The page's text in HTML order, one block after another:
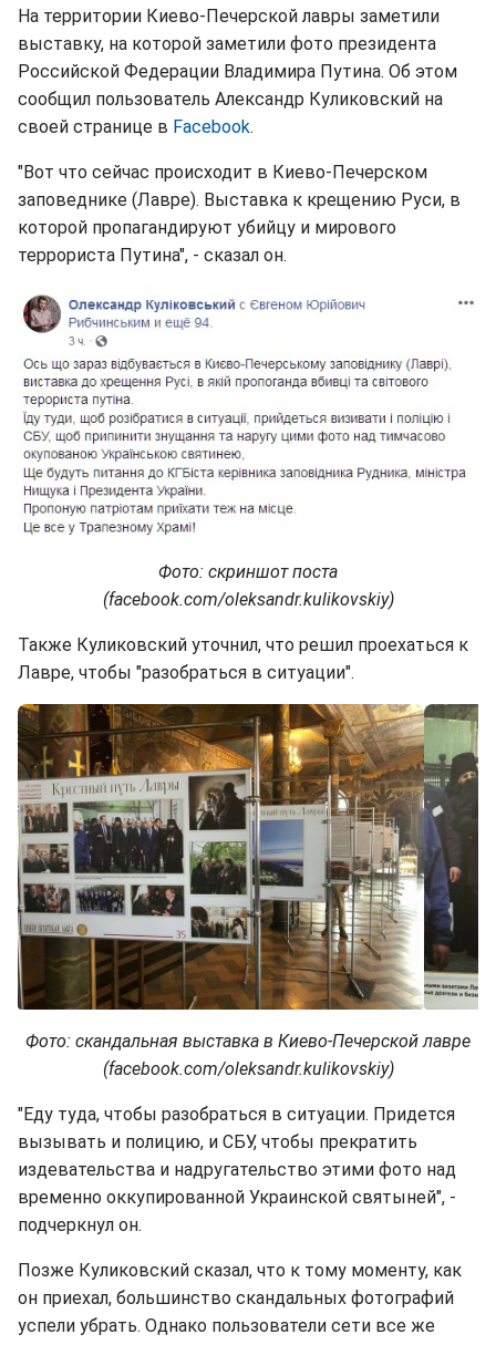
На территории Киево-Печерской лавры заметили
выставку, на которой заметили фото президента
Российской Федерации Владимира Путина. Об этом
сообщил пользователь Александр Куликовский на
своей странице в Facebook.
"Вот что сейчас происходит в Киево-Печерском
заповеднике (Лавре). Выставка к крещению Руси, в
которой пропагандируют убийцу и мирового
террориста Путина", - сказал он.
Фото: скриншот поста
(facebook.com/oleksandr.kulikovskiy)
Также Куликовский уточнил, что решил проехаться к
Лавре, чтобы "разобраться в ситуации".
Фото: скандальная выставка в Киево-Печерской лавре
(facebook.com/oleksandr.kulikovskiy)
"Еду туда, чтобы разобраться в ситуации. Придется
вызывать и полицию, и СБУ, чтобы прекратить
издевательства и надругательство этими фото над
временно оккупированной Украинской святыней", -
подчеркнул он.
Позже Куликовский сказал, что к тому моменту, как
он приехал, большинство скандальных фотографий
успели убрать. Однако пользователи сети все же